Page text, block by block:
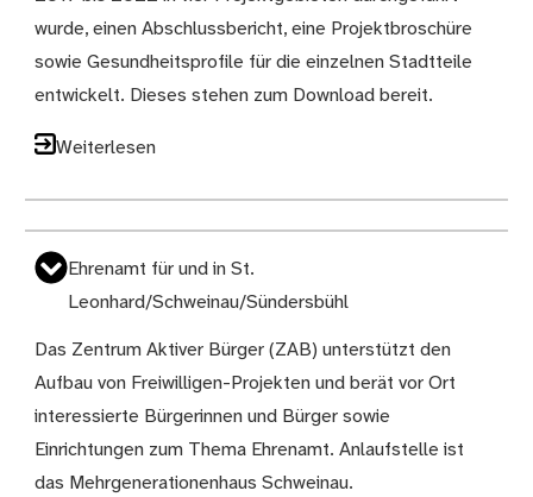
wurde, einen Abschlussbericht, eine Projektbroschüre
sowie Gesundheitsprofile für die einzelnen Stadtteile
entwickelt. Dieses stehen zum Download bereit.
Weiterlesen
Ehrenamt für und in St.
Leonhard/Schweinau/Sündersbühl
Das Zentrum Aktiver Bürger (ZAB) unterstützt den
Aufbau von Freiwilligen-Projekten und berät vor Ort
interessierte Bürgerinnen und Bürger sowie
Einrichtungen zum Thema Ehrenamt. Anlaufstelle ist
das Mehrgenerationenhaus Schweinau.